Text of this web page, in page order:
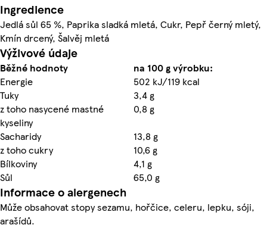
Ingredience
Jedlá sůl 65 %, Paprika sladká mletá, Cukr, Pepř černý mletý,
Kmín drcený, Šalvěj mletá
Výživové údaje
Běžné hodnoty
na 100 g výrobku:
Energie
502 kJ/119 kcal
Tuky
3,4 g
z toho nasycené mastné
kyseliny
0,8 g
Sacharidy
13,8 g
z toho cukry
10,6 g
Bílkoviny
4,1 g
Sůl
65,0 g
Informace o alergenech
Může obsahovat stopy sezamu, hořčice, celeru, lepku, sóji,
arašídů.